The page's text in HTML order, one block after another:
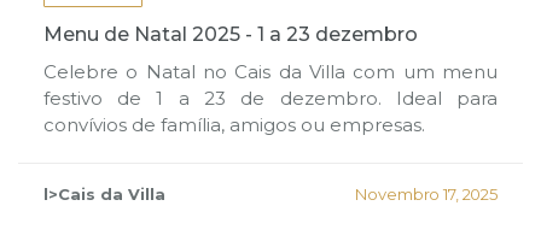
Menu de Natal 2025 - 1 a 23 dezembro
Celebre o Natal no Cais da Villa com um menu
festivo de 1 a 23 de dezembro. Ideal para
convívios de família, amigos ou empresas.
l>Cais da Villa Novembro 17, 2025